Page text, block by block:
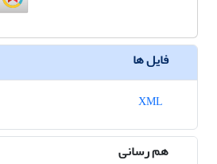
فایل ها
هم رسانی